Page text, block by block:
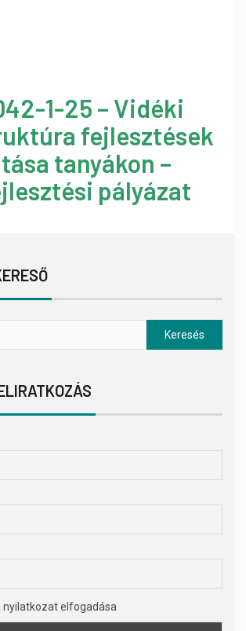
1-25 – Vidéki
fejlesztések
tanyákon –
pályázat
elfogadása